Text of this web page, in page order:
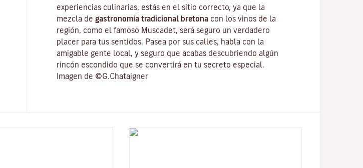
experiencias culinarias, estás en el sitio correcto, ya que la
mezcla de gastronomía tradicional bretona con los vinos de la
región, como el famoso Muscadet , será seguro un verdadero
placer para tus sentidos. Pasea por sus calles, habla con la
amigable gente local, y seguro que acabas descubriendo algún
rincón escondido que se convertirá en tu secreto especial.
Imagen de ©G.Chataigner